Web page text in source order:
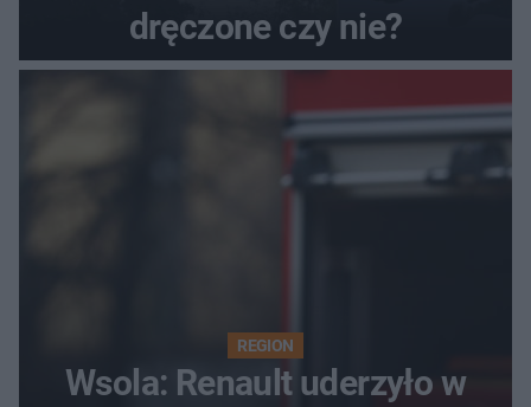
dręczone czy nie?
REGION
Wsola: Renault uderzyło w